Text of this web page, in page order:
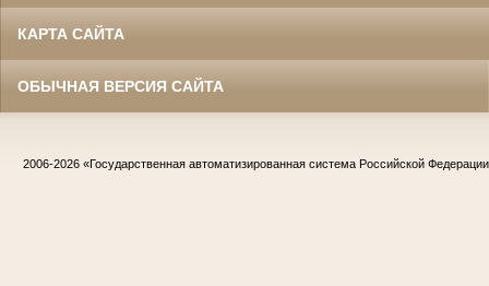
КАРТА САЙТА
ОБЫЧНАЯ ВЕРСИЯ САЙТА
2006-2026 «Государственная автоматизированная система Российской